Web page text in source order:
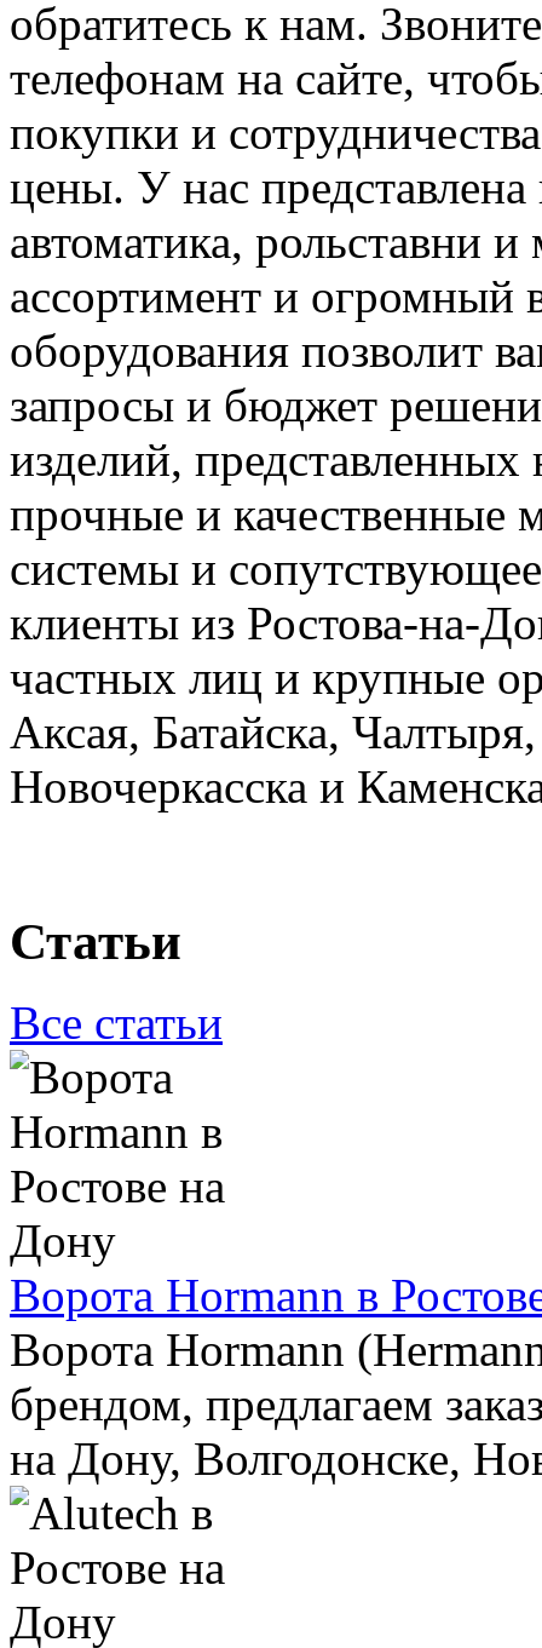
обратитесь к нам.
телефонам на сайте,
покупки и
цены. У нас
автоматика, рольставни
ассортимент и огромный
оборудования позволит
запросы и бюджет
изделий, представленных
прочные и качественные
системы и
клиенты из Ростова-на-
частных лиц и крупные
Аксая, Батайска,
Новочеркасска и
Статьи
Все статьи
Ворота Hormann в
Ворота Hormann
брендом, предлагаем
на Дону, Волгодонске,